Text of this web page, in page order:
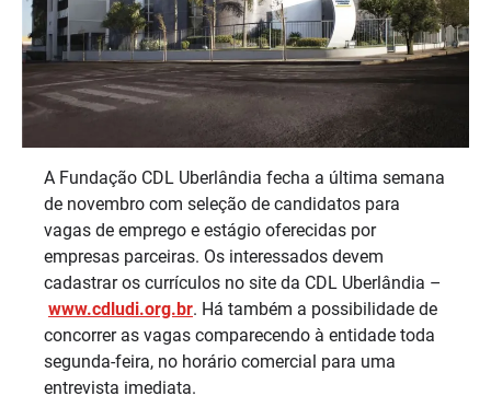
A Fundação CDL Uberlândia fecha a última semana
de novembro com seleção de candidatos para
vagas de emprego e estágio oferecidas por
empresas parceiras. Os interessados devem
cadastrar os currículos no site da CDL Uberlândia –
www.cdludi.org.br. Há também a possibilidade de
concorrer as vagas comparecendo à entidade toda
segunda-feira, no horário comercial para uma
entrevista imediata.